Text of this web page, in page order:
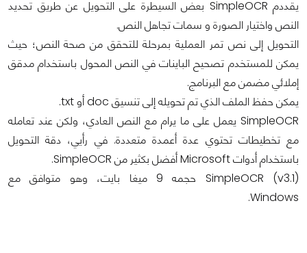
يقددم SimpleOCR بعض السيطرة على التحويل عن طريق تحديد
النص واختيار الصورة و سمات تجاهل النص.
التحويل إلى نص تمر العملية بمرحلة للتحقق من صحة النص؛ حيث
يمكن للمستخدم تصحيح الباينات في النص المحول باستخدام مدقق
إملائي مضمن مع البرنامج.
يمكن حفظ الملف الذي تم تحويله إلى تنسيق doc أو txt.
SimpleOCR يعمل على ما يرام مع النص العادي، ولكن عند تعامله
مع تخطيطات تحتوي عدة أعمدة متعددة. في رأيي، دقة التحويل
باستخدام أدوات Microsoft أفضل بكثير من SimpleOCR.
SimpleOCR (v3.1) حجمه 9 ميغا بايت، وهو متوافق مع
Windows.